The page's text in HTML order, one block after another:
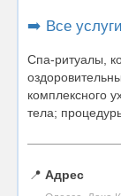
➡️ Все
Спа-ритуалы,
комплексного
тела;
📍 Адрес